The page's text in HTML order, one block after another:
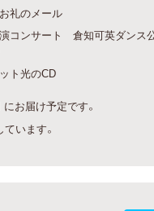
礼のメール
コンサート 倉知可英ダンス
ト光のCD
お届け予定です。
います。